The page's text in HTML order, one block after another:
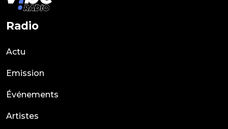
Radio
Actu
Emission
Événements
Artistes